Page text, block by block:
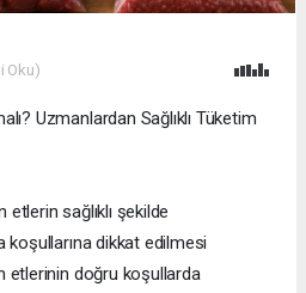
Oku)
Uzmanlardan Sağlıklı Tüketim
etlerin sağlıklı şekilde
dikkat edilmesi
etlerinin doğru koşullarda